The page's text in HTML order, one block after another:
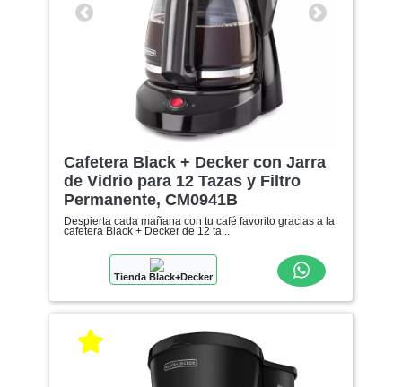
Anterior Siguiente
Cafetera Black + Decker con Jarra
de Vidrio para 12 Tazas y Filtro
Permanente, CM0941B
Despierta cada mañana con tu café favorito gracias a la
cafetera Black + Decker de 12 ta...
Tienda Black+Decker